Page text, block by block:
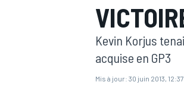
Kevin Korjus
acquise en GP3
Mis à jour: 30 juin 2013, 12:37